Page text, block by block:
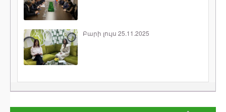
Բարի լույս 25.11.2025